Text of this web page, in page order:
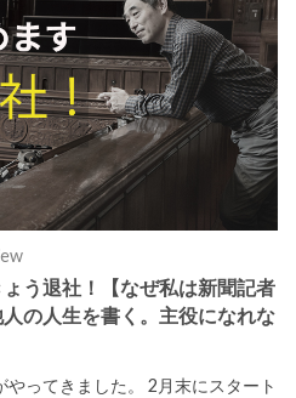
う退社！【なぜ私は新聞記者
の人生を書く。主役になれな
ってきました。 2月末にスタート